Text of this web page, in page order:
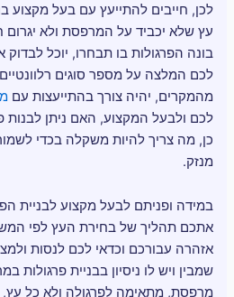
לכן, חייבים להתייעץ עם בעל מקצוע
עץ שלא יכביד על המרפסת ולא יגרום
בונה הפרגולות בו תבחרו, יוכל לבדוק
לכם המלצה על מספר סוגים רלוונטיים
מהמקרים, יהיה צורך בהתייעצות עם
לכם ולבעל המקצוע, האם ניתן לבנות
כן, מה צריך להיות משקלה בכדי
מנזק.
במידה ופניתם לבעל מקצוע לבניית
אתכם תהליך של בחירת העץ לפי המשקל
אזהרה עבורכם וכדאי לכם לנסות
שמבין ויש לו ניסיון בבניית פרגולות
מרפסת, מתאימה לפרגולה ולא כל עץ,